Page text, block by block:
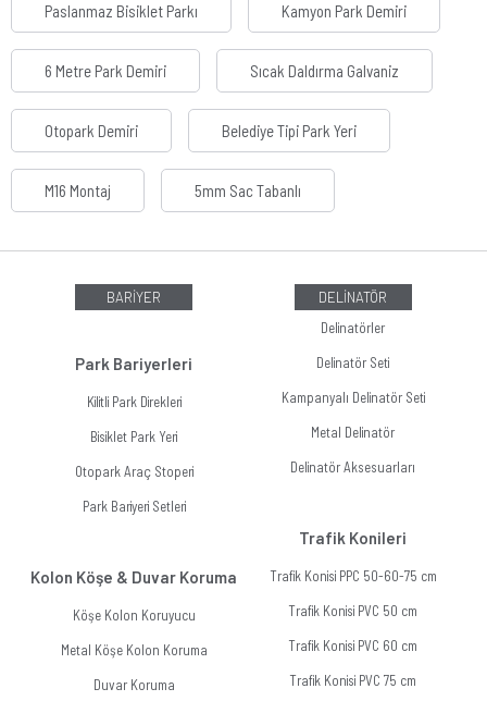
Paslanmaz Bisiklet Parkı Kamyon Park Demiri
6 Metre Park Demiri Sıcak Daldırma Galvaniz
Otopark Demiri Belediye Tipi Park Yeri
M16 Montaj 5mm Sac Tabanlı
BARİYER
Park Bariyerleri
Kilitli Park Direkleri
Bisiklet Park Yeri
Otopark Araç Stoperi
Park Bariyeri Setleri
Kolon Köşe & Duvar Koruma
Köşe Kolon Koruyucu
Metal Köşe Kolon Koruma
Duvar Koruma
DELİNATÖR
Delinatörler
Delinatör Seti
Kampanyalı Delinatör Seti
Metal Delinatör
Delinatör Aksesuarları
Trafik Konileri
Trafik Konisi PPC 50-60-75 cm
Trafik Konisi PVC 50 cm
Trafik Konisi PVC 60 cm
Trafik Konisi PVC 75 cm